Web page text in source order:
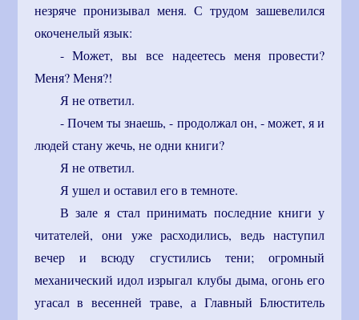
незряче пронизывал меня. С трудом зашевелился
окоченелый язык:
- Может, вы все надеетесь меня провести?
Меня? Меня?!
Я не ответил.
- Почем ты знаешь, - продолжал он, - может, я и
людей стану жечь, не одни книги?
Я не ответил.
Я ушел и оставил его в темноте.
В зале я стал принимать последние книги у
читателей, они уже расходились, ведь наступил
вечер и всюду сгустились тени; огромный
механический идол изрыгал клубы дыма, огонь его
угасал в весенней траве, а Главный Блюститель